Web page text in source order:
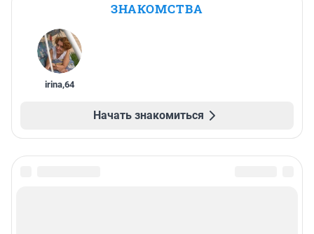
ЗНАКОМСТВА
irina,64
Начать знакомиться